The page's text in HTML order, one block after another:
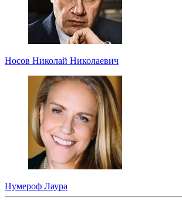
Носов Николай Николаевич
Нумероф Лаура